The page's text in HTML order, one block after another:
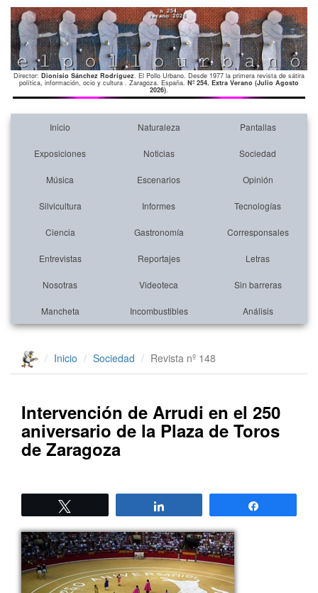
Director: Dionisio Sánchez Rodríguez. El Pollo Urbano. Desde 1977 la primera revista de sátira
política, información, ocio y cultura . Zaragoza. España. Nº 254. Extra Verano (Julio Agosto
2026).
Inicio Naturaleza Pantallas
Exposiciones Noticias Sociedad
Música Escenarios Opinión
Silvicultura Informes Tecnologías
Ciencia Gastronomía Corresponsales
Entrevistas Reportajes Letras
Nosotras Videoteca Sin barreras
Mancheta Incombustibles Análisis
Inicio Sociedad Revista nº 148
Intervención de Arrudi en el 250
aniversario de la Plaza de Toros
de Zaragoza